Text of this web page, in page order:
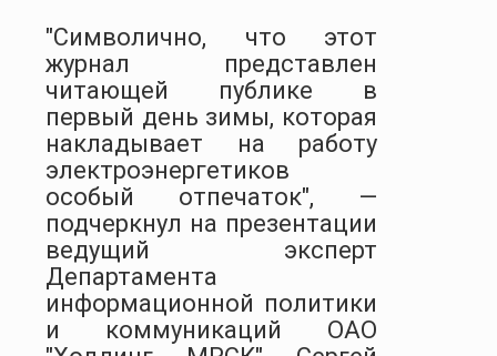
"Символично, что этот
журнал представлен
читающей публике в
первый день зимы, которая
накладывает на работу
электроэнергетиков
особый отпечаток", —
подчеркнул на презентации
ведущий эксперт
Департамента
информационной политики
и коммуникаций ОАО